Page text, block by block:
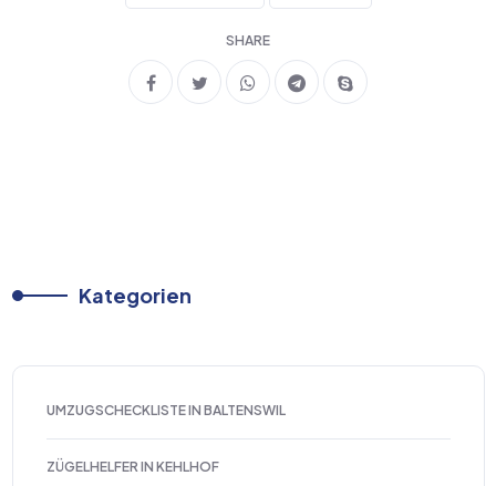
SHARE
Kategorien
UMZUGSCHECKLISTE IN BALTENSWIL
ZÜGELHELFER IN KEHLHOF